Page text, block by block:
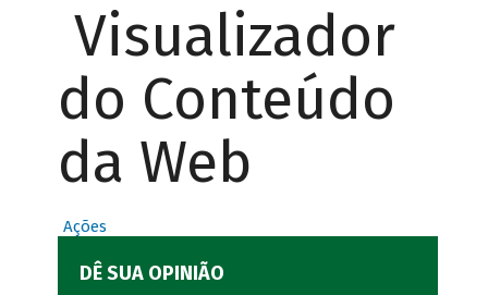
Visualizador
do Conteúdo
da Web
Ações
DÊ SUA OPINIÃO